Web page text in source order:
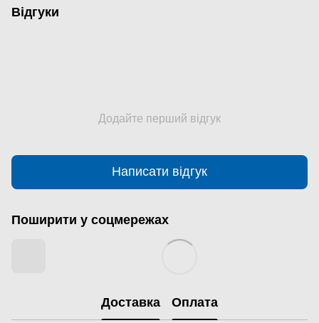
Відгуки
Додайте перший відгук
Написати відгук
Поширити у соцмережах
Доставка Оплата